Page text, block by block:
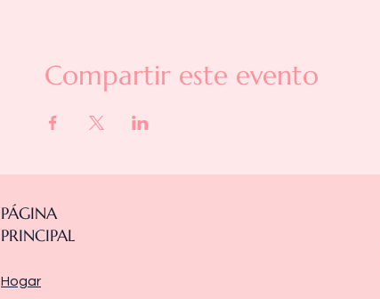
Compartir este evento
PÁGINA
PRINCIPAL
Hogar